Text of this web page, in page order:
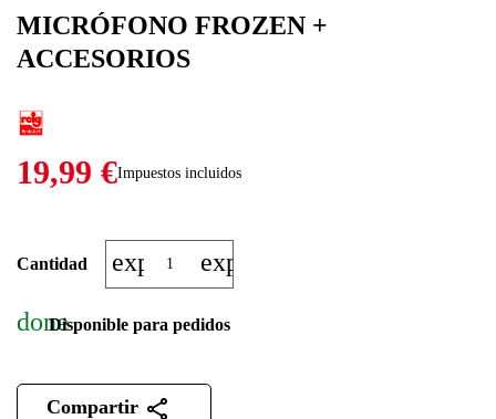
MICRÓFONO FROZEN +
ACCESORIOS
19,99 €Impuestos incluidos
Cantidad expand_moreexpand_less
doneDisponible para pedidos
Compartir